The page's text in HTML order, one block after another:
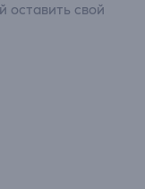
оставить свой